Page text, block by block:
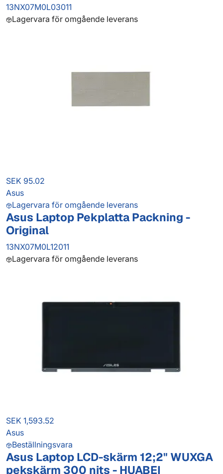
13NX07M0L03011
Lagervara för omgående leverans
SEK 95.02
Asus
Lagervara för omgående leverans
Asus Laptop Pekplatta Packning -
Original
13NX07M0L12011
Lagervara för omgående leverans
SEK 1,593.52
Asus
Beställningsvara
Asus Laptop LCD-skärm 12;2" WUXGA
pekskärm 300 nits - HUABEI